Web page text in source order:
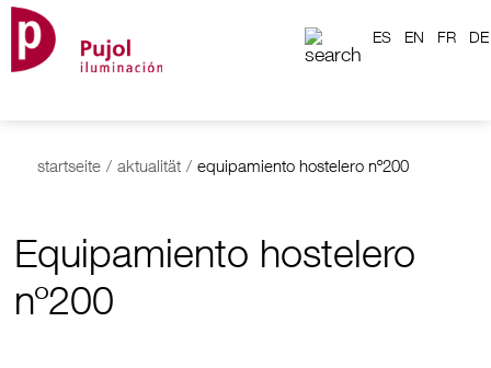
ES EN FR DE
startseite / aktualität / equipamiento hostelero nº200
Equipamiento hostelero
nº200